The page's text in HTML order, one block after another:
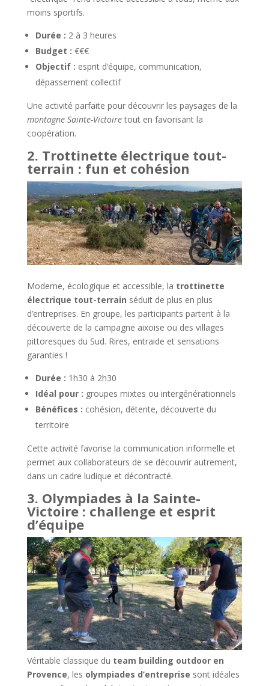
moins sportifs.
Durée : 2 à 3 heures
Budget : €€€
Objectif : esprit d’équipe, communication,
dépassement collectif
Une activité parfaite pour découvrir les paysages de la
montagne Sainte-Victoiretout en favorisant la
coopération.
2. Trottinette électrique tout-
terrain : fun et cohésion
Moderne, écologique et accessible, la trottinette
électrique tout-terrain séduit de plus en plus
d’entreprises. En groupe, les participants partent à la
découverte de la campagne aixoise ou des villages
pittoresques du Sud. Rires, entraide et sensations
garanties !
Durée : 1h30 à 2h30
Idéal pour : groupes mixtes ou intergénérationnels
Bénéfices : cohésion, détente, découverte du
territoire
Cette activité favorise la communication informelle et
permet aux collaborateurs de se découvrir autrement,
dans un cadre ludique et décontracté.
3. Olympiades à la Sainte-
Victoire : challenge et esprit
d’équipe
Véritable classique du team building outdoor en
Provence, les olympiades d’entreprise sont idéales